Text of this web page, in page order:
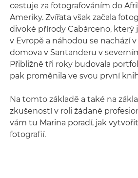
cestuje za fotografováním do
Ameriky. Zvířata však začala
divoké přírody Cabárceno, který
v Evropě a náhodou se nachází
domova v Santanderu v
Přibližně tři roky budovala
pak proměnila ve svou první
Na tomto základě a také na
zkušeností v roli žádané
vám tu Marina poradí, jak
fotografií.